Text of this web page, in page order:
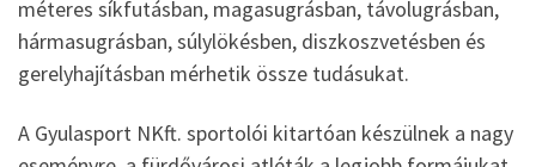
méteres síkfutásban, magasugrásban, távolugrásban,
hármasugrásban, súlylökésben, diszkoszvetésben és
gerelyhajításban mérhetik össze tudásukat.
A Gyulasport NKft. sportolói kitartóan készülnek a nagy